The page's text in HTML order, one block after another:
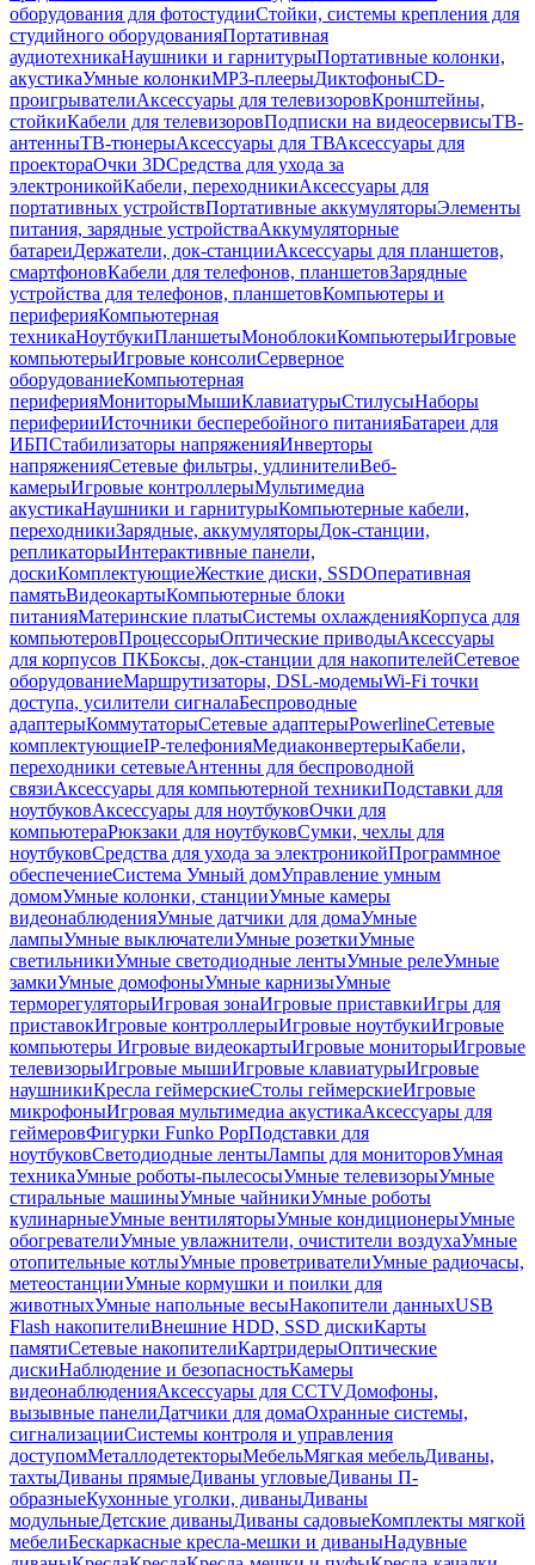
оборудования для фотостудииСтойки, системы крепления для
студийного оборудованияПортативная
аудиотехникаНаушники и гарнитурыПортативные колонки,
акустикаУмные колонкиMP3-плеерыДиктофоныCD-
проигрывателиАксессуары для телевизоровКронштейны,
стойкиКабели для телевизоровПодписки на видеосервисыТВ-
антенныТВ-тюнерыАксессуары для ТВАксессуары для
проектораОчки 3DСредства для ухода за
электроникойКабели, переходникиАксессуары для
портативных устройствПортативные аккумуляторыЭлементы
питания, зарядные устройстваАккумуляторные
батареиДержатели, док-станцииАксессуары для планшетов,
смартфоновКабели для телефонов, планшетовЗарядные
устройства для телефонов, планшетовКомпьютеры и
периферияКомпьютерная
техникаНоутбукиПланшетыМоноблокиКомпьютерыИгровые
компьютерыИгровые консолиСерверное
оборудованиеКомпьютерная
периферияМониторыМышиКлавиатурыСтилусыНаборы
периферииИсточники бесперебойного питанияБатареи для
ИБПСтабилизаторы напряженияИнверторы
напряженияСетевые фильтры, удлинителиВеб-
камерыИгровые контроллерыМультимедиа
акустикаНаушники и гарнитурыКомпьютерные кабели,
переходникиЗарядные, аккумуляторыДок-станции,
репликаторыИнтерактивные панели,
доскиКомплектующиеЖесткие диски, SSDОперативная
памятьВидеокартыКомпьютерные блоки
питанияМатеринские платыСистемы охлажденияКорпуса для
компьютеровПроцессорыОптические приводыАксессуары
для корпусов ПКБоксы, док-станции для накопителейСетевое
оборудованиеМаршрутизаторы, DSL-модемыWi-Fi точки
доступа, усилители сигналаБеспроводные
адаптерыКоммутаторыСетевые адаптерыPowerlineСетевые
комплектующиеIP-телефонияМедиаконвертерыКабели,
переходники сетевыеАнтенны для беспроводной
связиАксессуары для компьютерной техникиПодставки для
ноутбуковАксессуары для ноутбуковОчки для
компьютераРюкзаки для ноутбуковСумки, чехлы для
ноутбуковСредства для ухода за электроникойПрограммное
обеспечениеСистема Умный домУправление умным
домомУмные колонки, станцииУмные камеры
видеонаблюденияУмные датчики для домаУмные
лампыУмные выключателиУмные розеткиУмные
светильникиУмные светодиодные лентыУмные релеУмные
замкиУмные домофоныУмные карнизыУмные
терморегуляторыИгровая зонаИгровые приставкиИгры для
приставокИгровые контроллерыИгровые ноутбукиИгровые
компьютеры Игровые видеокартыИгровые мониторыИгровые
телевизорыИгровые мышиИгровые клавиатурыИгровые
наушникиКресла геймерскиеСтолы геймерскиеИгровые
микрофоныИгровая мультимедиа акустикаАксессуары для
геймеровФигурки Funko PopПодставки для
ноутбуковСветодиодные лентыЛампы для мониторовУмная
техникаУмные роботы-пылесосыУмные телевизорыУмные
стиральные машиныУмные чайникиУмные роботы
кулинарныеУмные вентиляторыУмные кондиционерыУмные
обогревателиУмные увлажнители, очистители воздухаУмные
отопительные котлыУмные проветривателиУмные радиочасы,
метеостанцииУмные кормушки и поилки для
животныхУмные напольные весыНакопители данныхUSB
Flash накопителиВнешние HDD, SSD дискиКарты
памятиСетевые накопителиКартридерыОптические
дискиНаблюдение и безопасностьКамеры
видеонаблюденияАксессуары для CCTVДомофоны,
вызывные панелиДатчики для домаОхранные системы,
сигнализацииСистемы контроля и управления
доступомМеталлодетекторыМебельМягкая мебельДиваны,
тахтыДиваны прямыеДиваны угловыеДиваны П-
образныеКухонные уголки, диваныДиваны
модульныеДетские диваныДиваны садовыеКомплекты мягкой
мебелиБескаркасные кресла-мешки и диваныНадувные